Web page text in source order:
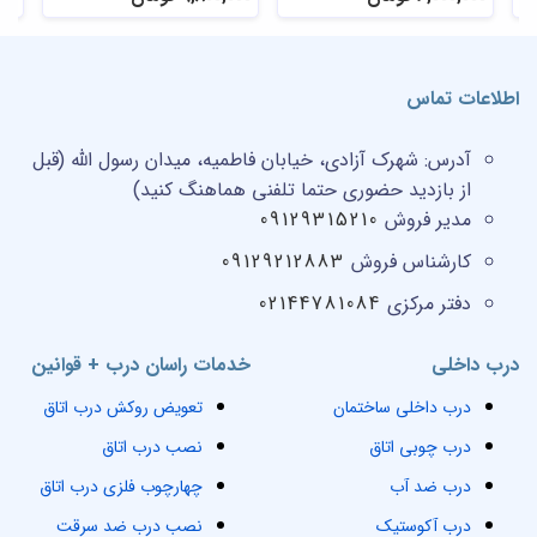
خدمات راسان درب + قوانین
تعویض روکش درب اتاق
نصب درب اتاق
چهارچوب فلزی درب اتاق
نصب درب ضد سرقت
درب داخلی
درب داخلی ساختمان
درب چوبی اتاق
درب ضد آب
درب آکوستیک
اطلاعات تماس
آدرس: شهرک آزادی، خیابان فاطمیه، میدان رسول الله (قبل
از بازدید حضوری حتما تلفنی هماهنگ کنید)
مدیر فروش 09129315210
کارشناس فروش 09129212883
دفتر مرکزی 02144781084